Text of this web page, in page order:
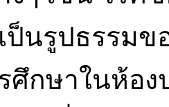
ป็นรูปธรรม
ศึกษาในห้อ